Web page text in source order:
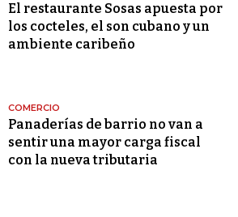
El restaurante Sosas apuesta por
los cocteles, el son cubano y un
ambiente caribeño
COMERCIO
Panaderías de barrio no van a
sentir una mayor carga fiscal
con la nueva tributaria